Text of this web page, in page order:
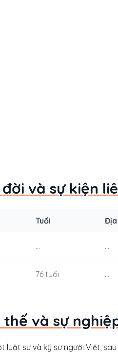
đời và sự kiện
Tuổi Địa
... ...
76 tuổi ...
thế và sự
luật sư và kỹ sư người Việt,